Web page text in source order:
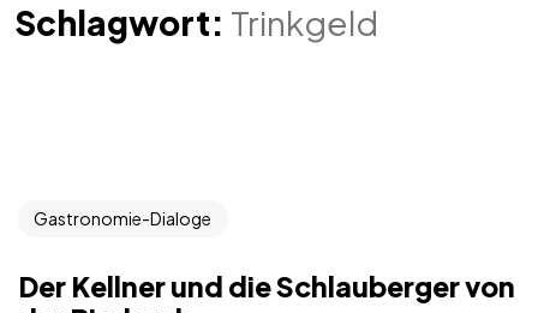
Schlagwort: Trinkgeld
Gastronomie-Dialoge
Der Kellner und die Schlauberger von